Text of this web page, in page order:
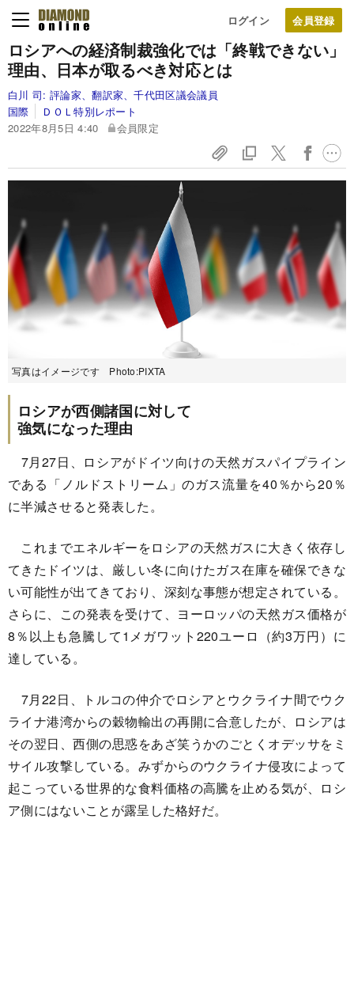
ログイン
ロシアへの経済制裁強化では「終戦できない」
理由、日本が取るべき対応とは
白川 司: 評論家、翻訳家、千代田区議会議員
国際
ＤＯＬ特別レポート
2022年8月5日 4:40
会員限定
写真はイメージです Photo:PIXTA
ロシアが西側諸国に対して
強気になった理由
7月27日、ロシアがドイツ向けの天然ガスパイプライン
である「ノルドストリーム」のガス流量を40％から20％
に半減させると発表した。
これまでエネルギーをロシアの天然ガスに大きく依存し
てきたドイツは、厳しい冬に向けたガス在庫を確保できな
い可能性が出てきており、深刻な事態が想定されている。
さらに、この発表を受けて、ヨーロッパの天然ガス価格が
8％以上も急騰して1メガワット220ユーロ（約3万円）に
達している。
7月22日、トルコの仲介でロシアとウクライナ間でウク
ライナ港湾からの穀物輸出の再開に合意したが、ロシアは
その翌日、西側の思惑をあざ笑うかのごとくオデッサをミ
サイル攻撃している。みずからのウクライナ侵攻によって
起こっている世界的な食料価格の高騰を止める気が、ロシ
ア側にはないことが露呈した格好だ。